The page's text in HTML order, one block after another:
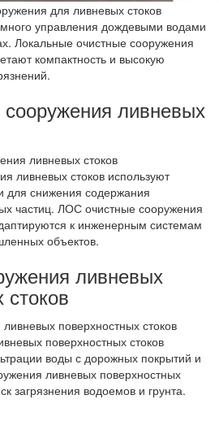
для ливневых стоков
управления дождевыми водами
Локальные очистные сооружения
компактность и высокую
ливневых
ливневых стоков используют
для снижения содержания
частиц. ЛОС очистные сооружения
к инженерным системам
объектов.
ливневых
стоков
поверхностных стоков
воды с дорожных покрытий и
ливневых поверхностных
загрязнения водоемов и грунта.